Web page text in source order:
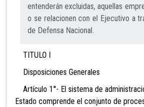
entenderán excluidas, aquellas
o se relacionen con el Ejecutivo a
de Defensa Nacional.
TITULO I
Disposiciones Generales
Artículo 1°- El sistema de
Estado comprende el conjunto de